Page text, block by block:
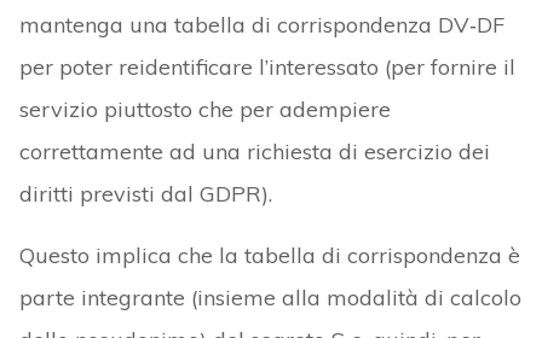
mantenga una tabella di corrispondenza DV‑DF
per poter reidentificare l’interessato (per fornire il
servizio piuttosto che per adempiere
correttamente ad una richiesta di esercizio dei
diritti previsti dal GDPR).
Questo implica che la tabella di corrispondenza è
parte integrante (insieme alla modalità di calcolo